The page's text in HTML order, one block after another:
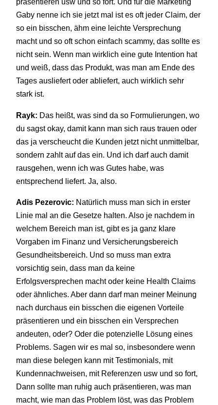
Gaby nenne ich sie jetzt mal ist es oft jeder Claim, der
so ein bisschen, ähm eine leichte Versprechung
macht und so oft schon einfach scammy, das sollte es
nicht sein. Wenn man wirklich eine gute Intention hat
und weiß, dass das Produkt, was man am Ende des
Tages ausliefert oder abliefert, auch wirklich sehr
stark ist.
Rayk: Das heißt, was sind da so Formulierungen, wo
du sagst okay, damit kann man sich raus trauen oder
das ja verscheucht die Kunden jetzt nicht unmittelbar,
sondern zahlt auf das ein. Und ich darf auch damit
rausgehen, wenn ich was Gutes habe, was
entsprechend liefert. Ja, also.
Adis Pezerovic: Natürlich muss man sich in erster
Linie mal an die Gesetze halten. Also je nachdem in
welchem Bereich man ist, gibt es ja ganz klare
Vorgaben im Finanz und Versicherungsbereich
Gesundheitsbereich. Und so muss man extra
vorsichtig sein, dass man da keine
Erfolgsversprechen macht oder keine Health Claims
oder ähnliches. Aber dann darf man meiner Meinung
nach durchaus ein bisschen die eigenen Vorteile
präsentieren und ein bisschen ein Versprechen
andeuten, oder? Oder die potenzielle Lösung eines
Problems. Sagen wir es mal so, insbesondere wenn
man diese belegen kann mit Testimonials, mit
Kundennachweisen, mit Referenzen usw und so fort,
Dann sollte man ruhig auch präsentieren, was man
macht, wie man das Problem löst, was das Problem